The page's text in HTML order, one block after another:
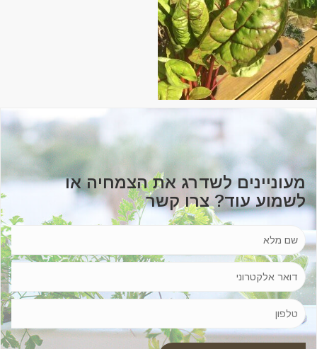
מעוניינים לשדרג את הצמחיה או
לשמוע עוד? צרו קשר